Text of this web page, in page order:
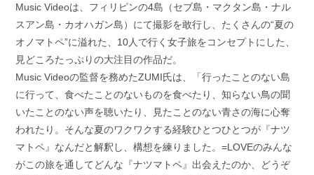
Music Videoは、フィリピンの4島（セブ島・マクタン島・ナル
スアン島・カオハガン島）にて撮影を敢行し、たくさんの“夏の
オノマトペ”に溢れた、10人で行く女子旅をコンセプトにした、
見どころたっぷりの大注目の作品だ。
Music Videoの監督を務めたZUMI氏は、「行ったことのない島
に行って、食べたことのないものを食べたり、知らない鳥の聞
いたことのない声を聴いたり、見たことのない青さの海に心奪
われたり。そんな夏のワクワクする経験ひとつひとつが『ナツ
マトペ』なんだと解釈し、構想を練りました。=LOVEのみんな
がこの旅を通してどんな『ナツマトペ』出会えたのか、どうぞ